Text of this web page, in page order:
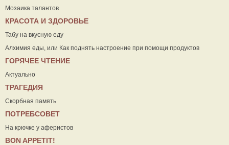
Мозаика талантов
КРАСОТА И ЗДОРОВЬЕ
Табу на вкусную еду
Алхимия еды, или Как поднять настроение при помощи продуктов
ГОРЯЧЕЕ ЧТЕНИЕ
Актуально
ТРАГЕДИЯ
Скорбная память
ПОТРЕБСОВЕТ
На крючке у аферистов
ВON APPETIT!